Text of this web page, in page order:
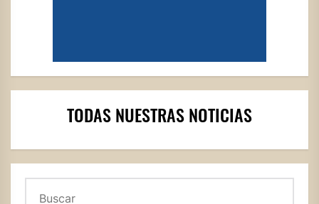
TODAS NUESTRAS NOTICIAS